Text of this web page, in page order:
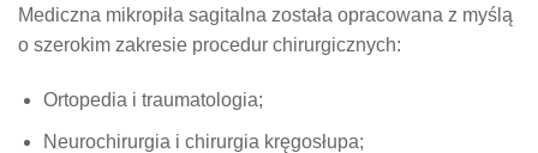
Mediczna mikropiła sagitalna została opracowana z myślą
o szerokim zakresie procedur chirurgicznych:
Ortopedia i traumatologia;
Neurochirurgia i chirurgia kręgosłupa;